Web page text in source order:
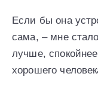
Если бы она
сама, – мне
лучше,
хорошего